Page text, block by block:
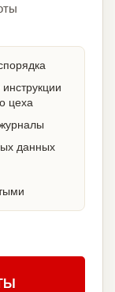
цеха
данных